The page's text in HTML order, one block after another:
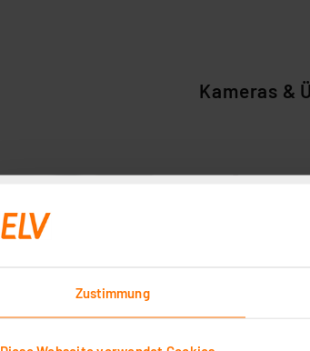
Zustimmung
Kameras &